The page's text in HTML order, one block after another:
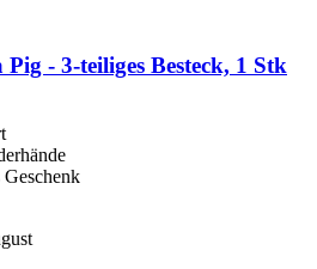
Pig -​ 3-​teiliges Besteck, 1 Stk